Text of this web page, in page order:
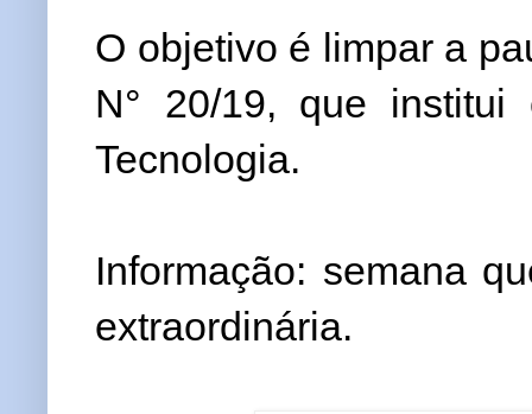
O objetivo é limpar a
N° 20/19, que
Tecnologia.
Informação: semana
extraordinária.